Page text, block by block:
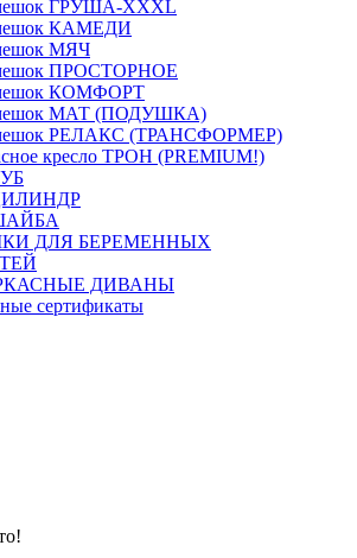
ГРУША-XXXL
КАМЕДИ
МЯЧ
ПРОСТОРНОЕ
КОМФОРТ
мешок МАТ (ПОДУШКА)
мешок РЕЛАКС (ТРАНСФОРМЕР)
кресло ТРОН (PREMIUM!)
ДЛЯ БЕРЕМЕННЫХ
ДИВАНЫ
сертификаты